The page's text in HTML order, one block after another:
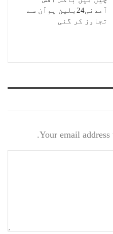
آمدنی24بلین یوآن سے
تجاوز کر گئی
Your email